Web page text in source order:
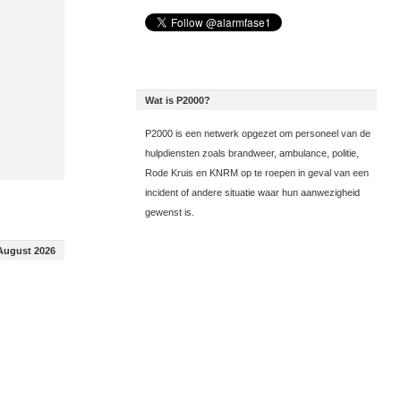
2026
Wat is P2000?
P2000 is een netwerk opgezet om personeel van de
hulpdiensten zoals brandweer, ambulance, politie,
Rode Kruis en KNRM op te roepen in geval van een
incident of andere situatie waar hun aanwezigheid
gewenst is.